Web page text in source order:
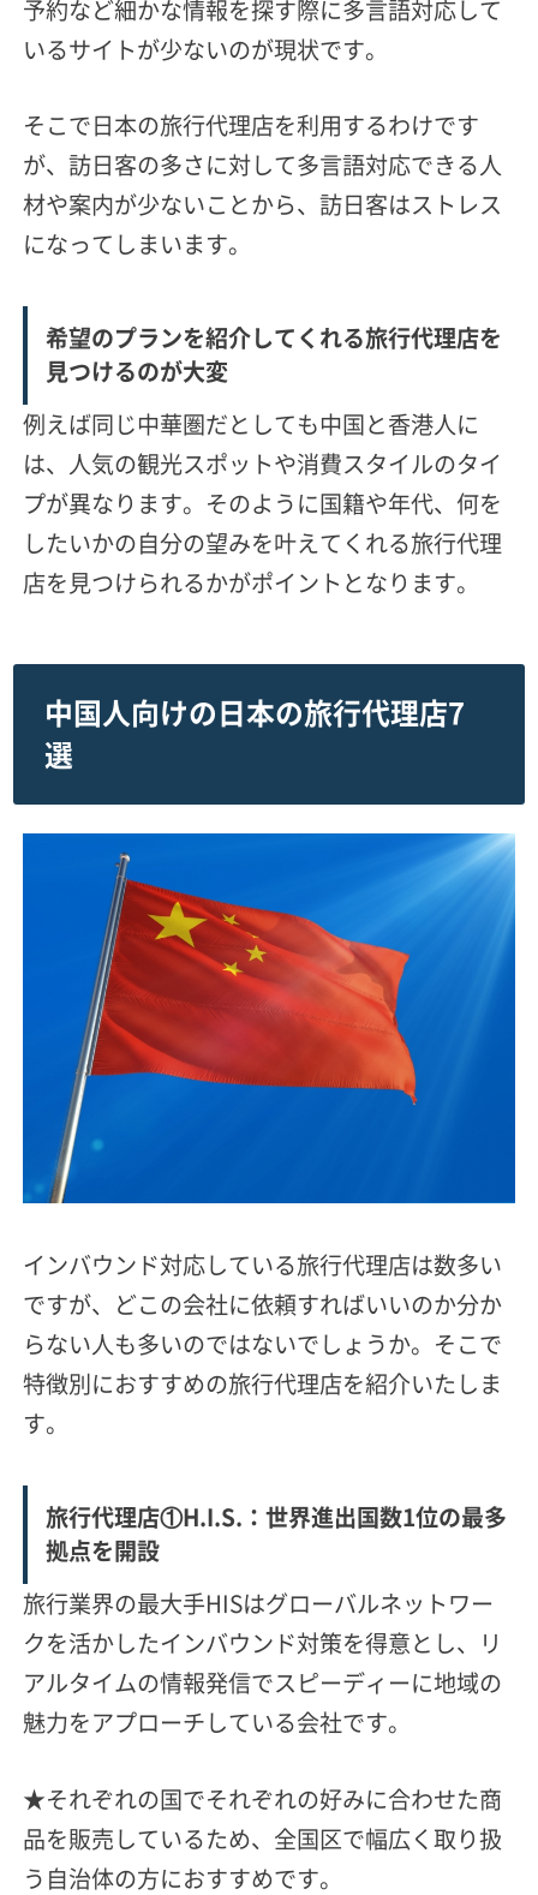
予約など細かな情報を探す際に多言語対応して
いるサイトが少ないのが現状です。
そこで日本の旅行代理店を利用するわけです
が、訪日客の多さに対して多言語対応できる人
材や案内が少ないことから、訪日客はストレス
になってしまいます。
希望のプランを紹介してくれる旅行代理店を
見つけるのが大変
例えば同じ中華圏だとしても中国と香港人に
は、人気の観光スポットや消費スタイルのタイ
プが異なります。そのように国籍や年代、何を
したいかの自分の望みを叶えてくれる旅行代理
店を見つけられるかがポイントとなります。
中国人向けの日本の旅行代理店7
選
インバウンド対応している旅行代理店は数多い
ですが、どこの会社に依頼すればいいのか分か
らない人も多いのではないでしょうか。そこで
特徴別におすすめの旅行代理店を紹介いたしま
す。
旅行代理店①H.I.S.：世界進出国数1位の最多
拠点を開設
旅行業界の最大手HISはグローバルネットワー
クを活かしたインバウンド対策を得意とし、リ
アルタイムの情報発信でスピーディーに地域の
魅力をアプローチしている会社です。
★それぞれの国でそれぞれの好みに合わせた商
品を販売しているため、全国区で幅広く取り扱
う自治体の方におすすめです。